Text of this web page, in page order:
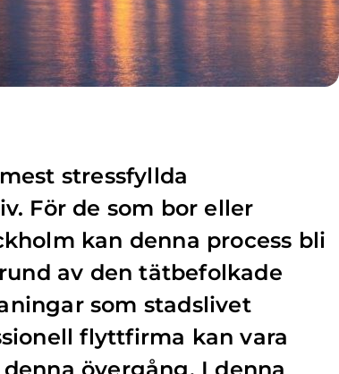
stressfyllda
För de som bor eller
kan denna process bli
av den tätbefolkade
som stadslivet
flyttfirma kan vara